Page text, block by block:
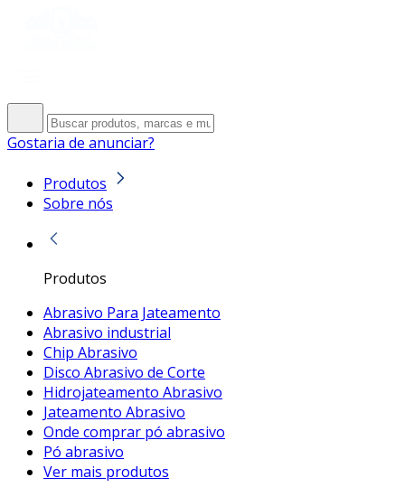
Gostaria de anunciar?
Produtos
Sobre nós
Produtos
Abrasivo Para Jateamento
Abrasivo industrial
Chip Abrasivo
Disco Abrasivo de Corte
Hidrojateamento Abrasivo
Jateamento Abrasivo
Onde comprar pó abrasivo
Pó abrasivo
Ver mais produtos